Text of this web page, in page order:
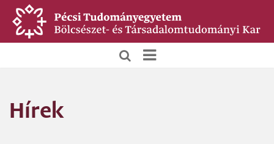
Ugrás
tartalomra
Hírek